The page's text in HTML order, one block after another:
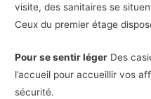
visite, des sanitaires se
Ceux du premier étage
Pour se sentir léger Des
l’accueil pour accueillir vos
sécurité.